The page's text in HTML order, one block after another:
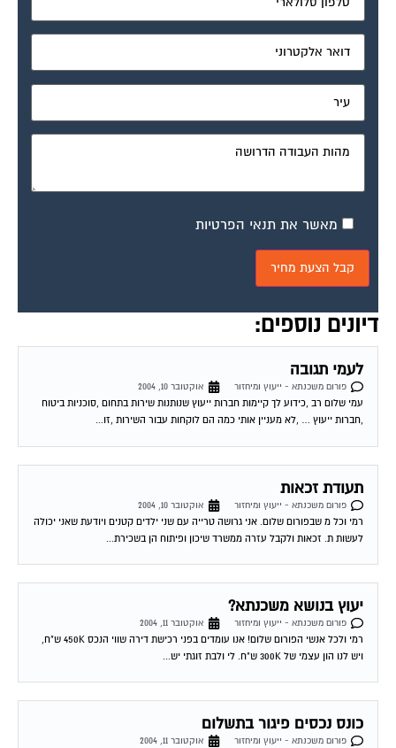
מאשר את תנאי הפרטיות
דיונים נוספים:
לעמי תגובה
פורום משכנתא - ייעוץ ומיחזור
אוקטובר 10, 2004
עמי שלום רב ,כידוע לך קיימות חברות ייעוץ שנותנות שירות בתחום ,סוכניות ביטוח
,חברות ייעוץ … ,לא מעניין אותי כמה הם לוקחות עבור השירות ,זו...
תעודת זכאות
פורום משכנתא - ייעוץ ומיחזור
אוקטובר 10, 2004
רמי וכל מ שבפורום שלום. אני גרושה טרייה עם שני ילדים קטנים ויודעת שאני יכולה
לעשות ת. זכאות ולקבל עזרה ממשרד שיכון ופיתוח הן בשכירת...
יעוץ בנושא משכנתא?
פורום משכנתא - ייעוץ ומיחזור
אוקטובר 11, 2004
רמי ולכל אנשי הפורום שלום! אנו עומדים בפני רכישת דירה שווי הנכס 450K ש"ח,
ויש לנו הון עצמי של 300K ש"ח. לי ולבת זוגתי יש...
כונס נכסים פיגור בתשלום
פורום משכנתא - ייעוץ ומיחזור
אוקטובר 11, 2004